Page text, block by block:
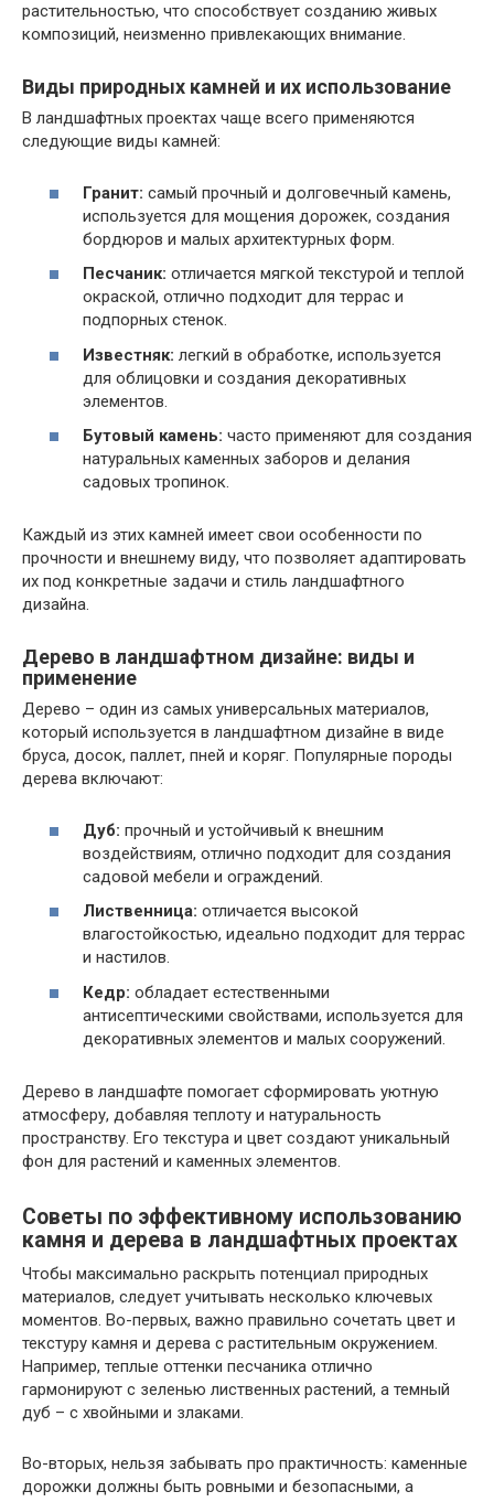
растительностью, что способствует созданию живых
композиций, неизменно привлекающих внимание.
Виды природных камней и их использование
В ландшафтных проектах чаще всего применяются
следующие виды камней:
Гранит: самый прочный и долговечный камень,
используется для мощения дорожек, создания
бордюров и малых архитектурных форм.
Песчаник: отличается мягкой текстурой и теплой
окраской, отлично подходит для террас и
подпорных стенок.
Известняк: легкий в обработке, используется
для облицовки и создания декоративных
элементов.
Бутовый камень: часто применяют для создания
натуральных каменных заборов и делания
садовых тропинок.
Каждый из этих камней имеет свои особенности по
прочности и внешнему виду, что позволяет адаптировать
их под конкретные задачи и стиль ландшафтного
дизайна.
Дерево в ландшафтном дизайне: виды и
применение
Дерево – один из самых универсальных материалов,
который используется в ландшафтном дизайне в виде
бруса, досок, паллет, пней и коряг. Популярные породы
дерева включают:
Дуб: прочный и устойчивый к внешним
воздействиям, отлично подходит для создания
садовой мебели и ограждений.
Лиственница: отличается высокой
влагостойкостью, идеально подходит для террас
и настилов.
Кедр: обладает естественными
антисептическими свойствами, используется для
декоративных элементов и малых сооружений.
Дерево в ландшафте помогает сформировать уютную
атмосферу, добавляя теплоту и натуральность
пространству. Его текстура и цвет создают уникальный
фон для растений и каменных элементов.
Советы по эффективному использованию
камня и дерева в ландшафтных проектах
Чтобы максимально раскрыть потенциал природных
материалов, следует учитывать несколько ключевых
моментов. Во-первых, важно правильно сочетать цвет и
текстуру камня и дерева с растительным окружением.
Например, теплые оттенки песчаника отлично
гармонируют с зеленью лиственных растений, а темный
дуб – с хвойными и злаками.
Во-вторых, нельзя забывать про практичность: каменные
дорожки должны быть ровными и безопасными, а